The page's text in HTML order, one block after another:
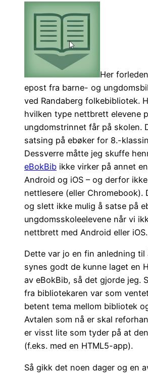
Her
epost fra barne- og
ved Randaberg folkebibliotek.
hvilken type nettbrett elevene
ungdomstrinnet får på skolen.
satsing på ebøker for 8.-
Dessverre måtte jeg skuffe
eBokBib ikke virker på annet
Android og iOS – og derfor
nettlesere (eller Chromebook).
og slett ikke mulig å satse på
ungdomsskoleelevene når vi
nettbrett med Android eller iOS.
Dette var jo en fin anledning til
synes godt de kunne laget en
av eBokBib, så det gjorde jeg.
fra bibliotekaren var som
betent tema mellom bibliotek
Avtalen som nå er skal
er visst lite som tyder på at
(f.eks. med en HTML5-app).
Så gikk det noen dager og en